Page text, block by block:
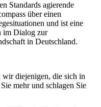
Standards agierende
über einen
und ist eine
im Dialog zur
in Deutschland.
diejenigen, die sich in
mehr und schlagen Sie